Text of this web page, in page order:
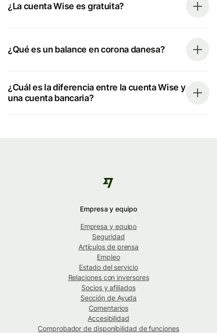
¿La cuenta Wise es gratuita?
¿Qué es un balance en corona danesa?
¿Cuál es la diferencia entre la cuenta Wise y
una cuenta bancaria?
Empresa y equipo
Empresa y equipo
Seguridad
Artículos de prensa
Empleo
Estado del servicio
Relaciones con inversores
Socios y afiliados
Sección de Ayuda
Comentarios
Accesibilidad
Comprobador de disponibilidad de funciones